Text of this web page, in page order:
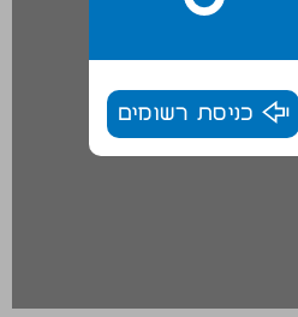
כניסת רשומים